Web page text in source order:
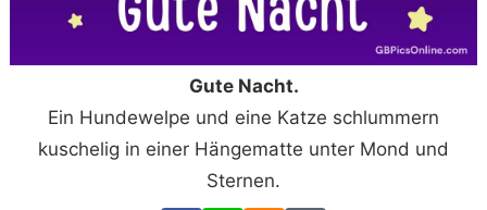
Gute Nacht.
Ein Hundewelpe und eine Katze schlummern
kuschelig in einer Hängematte unter Mond und
Sternen.